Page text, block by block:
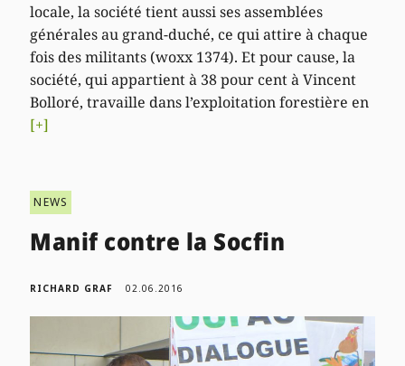
locale, la société tient aussi ses assemblées
générales au grand-duché, ce qui attire à chaque
fois des militants (woxx 1374). Et pour cause, la
société, qui appartient à 38 pour cent à Vincent
Bolloré, travaille dans l’exploitation forestière en
[+]
NEWS
Manif contre la Socfin
RICHARD GRAF 02.06.2016